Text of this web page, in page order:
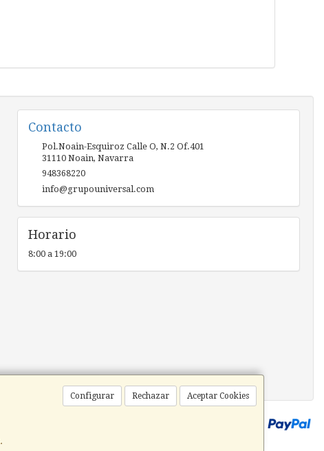
Configurar Rechazar Aceptar Cookies
.
Contacto
Pol.Noain-Esquiroz Calle O, N.2 Of.401
31110 Noain, Navarra
948368220
info@grupouniversal.com
Horario
8:00 a 19:00